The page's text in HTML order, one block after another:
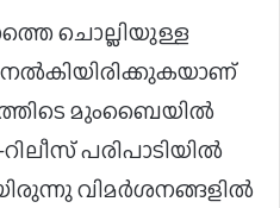
ചൊല്ലിയുള്ള
നല്‍കിയിരിക്കുകയാണ്
മുംബൈയില്‍
റിലീസ് പരിപാടിയില്‍
വിമര്‍ശനങ്ങളില്‍